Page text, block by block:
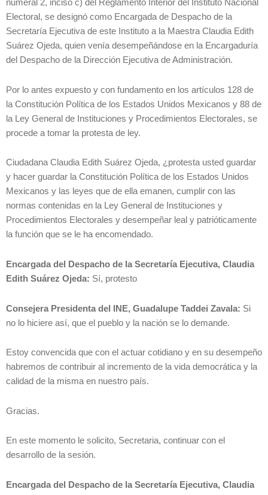
numeral 2, inciso c) del Reglamento Interior del Instituto Nacional
Electoral, se designó como Encargada de Despacho de la
Secretaría Ejecutiva de este Instituto a la Maestra Claudia Edith
Suárez Ojeda, quien venía desempeñándose en la Encargaduría
del Despacho de la Dirección Ejecutiva de Administración.
Por lo antes expuesto y con fundamento en los artículos 128 de
la Constitución Política de los Estados Unidos Mexicanos y 88 de
la Ley General de Instituciones y Procedimientos Electorales, se
procede a tomar la protesta de ley.
Ciudadana Claudia Edith Suárez Ojeda, ¿protesta usted guardar
y hacer guardar la Constitución Política de los Estados Unidos
Mexicanos y las leyes que de ella emanen, cumplir con las
normas contenidas en la Ley General de Instituciones y
Procedimientos Electorales y desempeñar leal y patrióticamente
la función que se le ha encomendado.
Encargada del Despacho de la Secretaría Ejecutiva, Claudia
Edith Suárez Ojeda: Sí, protesto
Consejera Presidenta del INE, Guadalupe Taddei Zavala: Si
no lo hiciere así, que el pueblo y la nación se lo demande.
Estoy convencida que con el actuar cotidiano y en su desempeño
habremos de contribuir al incremento de la vida democrática y la
calidad de la misma en nuestro país.
Gracias.
En este momento le solicito, Secretaria, continuar con el
desarrollo de la sesión.
Encargada del Despacho de la Secretaría Ejecutiva, Claudia